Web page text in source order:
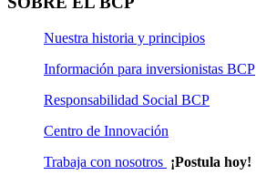
Nuestra historia y principios
Información para inversionistas BCP
Responsabilidad Social BCP
Centro de Innovación
Trabaja con nosotros ¡Postula hoy!